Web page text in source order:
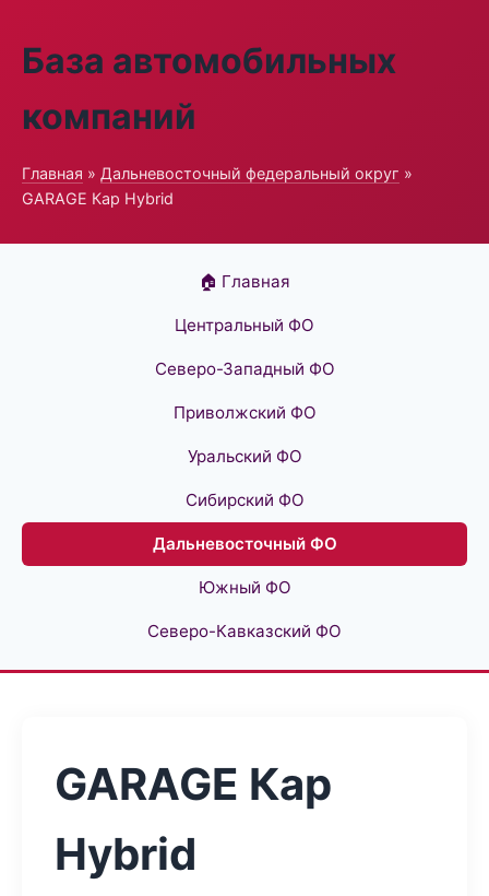
База автомобильных
компаний
Главная » Дальневосточный федеральный округ »
GARAGE Кар Hybrid
🏠 Главная
Центральный ФО
Северо-Западный ФО
Приволжский ФО
Уральский ФО
Сибирский ФО
Дальневосточный ФО
Южный ФО
Северо-Кавказский ФО
GARAGE Кар
Hybrid